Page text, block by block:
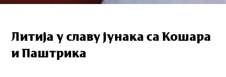
Литија у славу јунака са Кошара
и Паштрика